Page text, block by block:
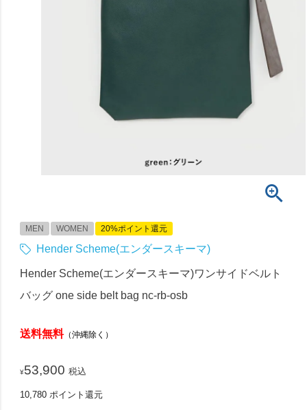
MEN WOMEN 20%ポイント還元
Hender Scheme(エンダースキーマ)
Hender Scheme(エンダースキーマ)ワンサイドベルト
バッグ one side belt bag nc-rb-osb
送料無料（沖縄除く）
¥53,900 税込
10,780 ポイント還元